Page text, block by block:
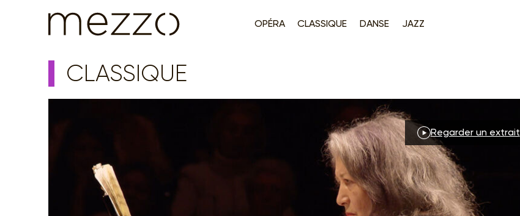
OPÉRA CLASSIQUE DANSE JAZZ
CLASSIQUE
Regarder un extrait